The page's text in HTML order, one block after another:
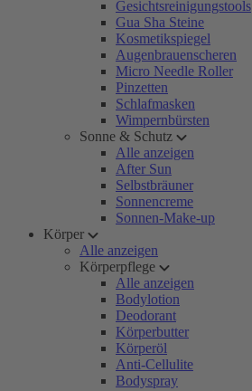
Gesichtsreinigungstools
Gua Sha Steine
Kosmetikspiegel
Augenbrauenscheren
Micro Needle Roller
Pinzetten
Schlafmasken
Wimpernbürsten
Sonne & Schutz
Alle anzeigen
After Sun
Selbstbräuner
Sonnencreme
Sonnen-Make-up
Körper
Alle anzeigen
Körperpflege
Alle anzeigen
Bodylotion
Deodorant
Körperbutter
Körperöl
Anti-Cellulite
Bodyspray